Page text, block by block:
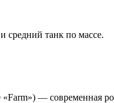
танк по массе.
— современная